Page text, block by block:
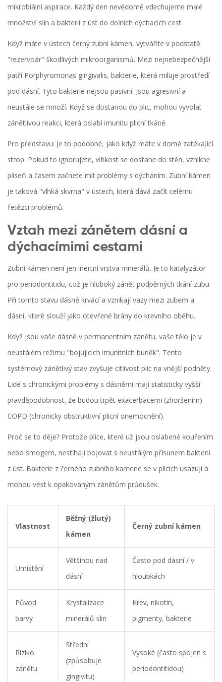
mikrobiální aspirace. Každý den nevědomě vdechujeme malé
množství slin a bakterií z úst do dolních dýchacích cest.
Když máte v ústech černý zubní kámen, vytváříte v podstatě
"rezervoár" škodlivých mikroorganismů. Mezi nejnebezpečnější
patří Porphyromonas gingivalis, bakterie, která miluje prostředí
pod dásní. Tyto bakterie nejsou pasivní. Jsou agresivní a
neustále se množí. Když se dostanou do plic, mohou vyvolat
zánětlivou reakci, která oslabí imunitu plicní tkáně.
Pro představu: je to podobné, jako když máte v domě zatékající
strop. Pokud to ignorujete, vlhkost se dostane do stěn, vznikne
plíseň a časem začnete mít problémy s dýcháním. Zubní kámen
je taková "vlhká skvrna" v ústech, která dává začít celému
řetězci problémů.
Vztah mezi zánětem dásní a
dýchacímimi cestami
Zubní kámen není jen inertní vrstva minerálů. Je to katalyzátor
pro periodontitidu, což je hluboký zánět podpěrných tkání zubu.
Při tomto stavu dásně krvácí a vznikají vazy mezi zubem a
dásní, které slouží jako otevřené brány do krevního oběhu.
Když jsou vaše dásně v permanentním zánětu, vaše tělo je v
neustálém režimu "bojujících imunitních buněk". Tento
systémový zánětlivý stav zvyšuje citlivost plic na vnější podněty.
Lidé s chronickými problémy s dásněmi mají statisticky vyšší
pravděpodobnost, že budou trpět exacerbacemi (zhoršením)
COPD (chronicky obstruktivní plicní onemocnění).
Proč se to děje? Protože plíce, které už jsou oslabené kouřením
nebo smogem, nestíhají bojovat s neustálým přísunem bakterií
z úst. Bakterie z černého zubního kamene se v plicích usazují a
mohou vést k opakovaným zánětům průdušek.
Vlastnost
Běžný (žlutý)
kámen
Černý zubní kámen
Umístění
Většinou nad
dásní
Často pod dásní / v
hloubkách
Původ
barvy
Krystalizace
minerálů slin
Krev, nikotin,
pigmenty, bakterie
Riziko
zánětu
Střední
(způsobuje
gingivitu)
Vysoké (často spojen s
periodontitidou)